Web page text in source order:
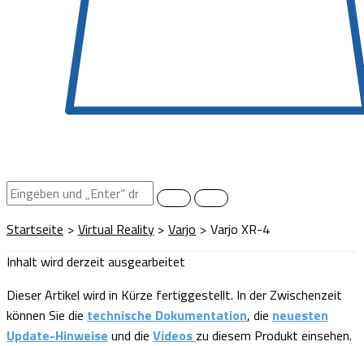
Startseite Virtual Reality Varjo
Varjo XR-4
Inhalt wird derzeit ausgearbeitet
Dieser Artikel wird in Kürze fertiggestellt. In der Zwischenzeit
können Sie die technische Dokumentation, die neuesten
Update-Hinweise und die Videos zu diesem Produkt einsehen.